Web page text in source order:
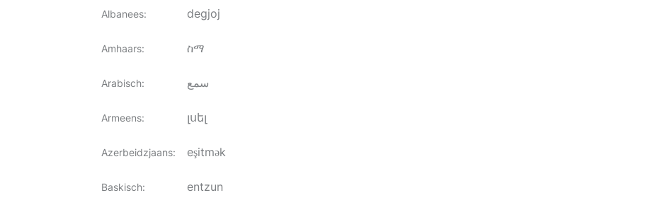
Albanees: degjoj
Amhaars: ስማ
Arabisch: سمع
Armeens: լսել
Azerbeidzjaans: eşitmək
Baskisch: entzun